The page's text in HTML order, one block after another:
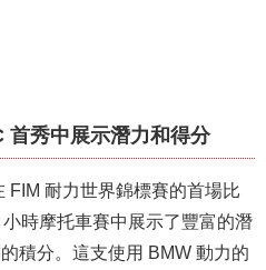
首秀中展示潛力和得分
FIM 耐力世界錦標賽的首場比
時摩托車賽中展示了豐富的潛
積分。這支使用 BMW 動力的